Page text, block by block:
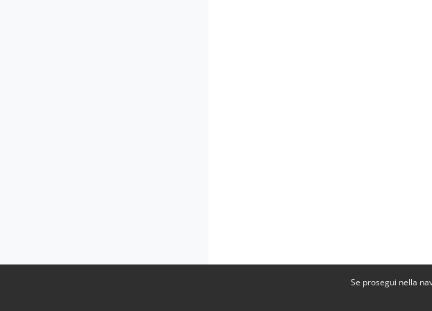
Se prosegui nella